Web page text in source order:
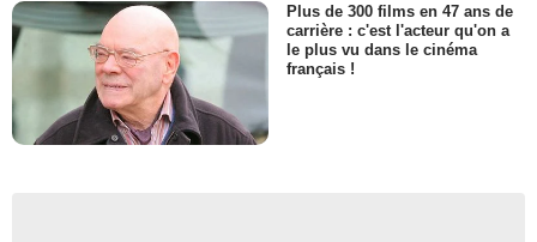
Plus de 300 films en 47 ans de
carrière : c'est l'acteur qu'on a
le plus vu dans le cinéma
français !